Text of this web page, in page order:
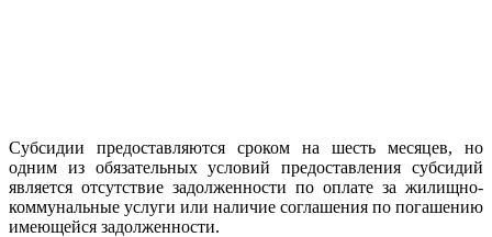
Субсидии предоставляются сроком на шесть месяцев, но
одним из обязательных условий предоставления субсидий
является отсутствие задолженности по оплате за жилищно-
коммунальные услуги или наличие соглашения по погашению
имеющейся задолженности.